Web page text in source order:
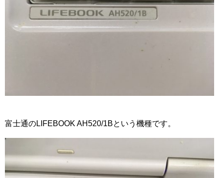
富士通のLIFEBOOK AH520/1Bという機種です。